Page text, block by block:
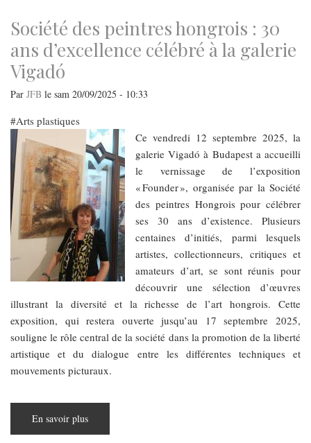
Société des peintres hongrois : 30
ans d’excellence célébré à la galerie
Vigadó
Par JFB le sam 20/09/2025 - 10:33
Arts plastiques
Ce vendredi 12 septembre 2025, la
galerie Vigadó à Budapest a accueilli
le vernissage de l’exposition
« Founder », organisée par la Société
des peintres Hongrois pour célébrer
ses 30 ans d’existence. Plusieurs
centaines d’initiés, parmi lesquels
artistes, collectionneurs, critiques et
amateurs d’art, se sont réunis pour
découvrir une sélection d’œuvres
illustrant la diversité et la richesse de l’art hongrois. Cette
exposition, qui restera ouverte jusqu’au 17 septembre 2025,
souligne le rôle central de la société dans la promotion de la liberté
artistique et du dialogue entre les différentes techniques et
mouvements picturaux.
En savoir plus
des